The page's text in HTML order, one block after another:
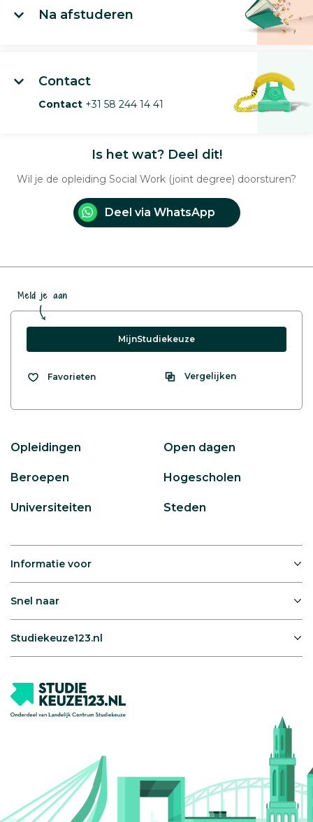
Na afstuderen
Contact
Contact +31 58 244 14 41
Is het wat? Deel dit!
Wil je de opleiding Social Work (joint degree) doorsturen?
Deel via WhatsApp
Meld je aan
MijnStudiekeuze
Favorieten Vergelijken
Opleidingen Open dagen
Beroepen Hogescholen
Universiteiten Steden
Informatie voor
Snel naar
Studiekeuze123.nl